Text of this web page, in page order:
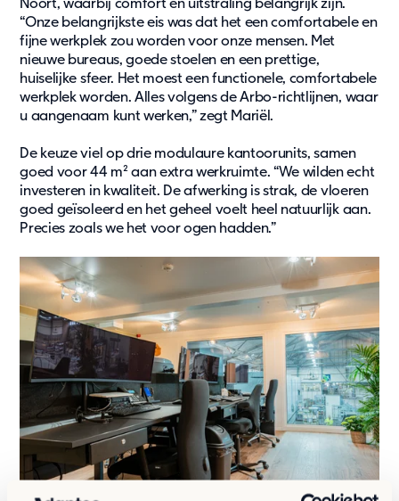
Noort, waarbij comfort en uitstraling belangrijk zijn.
“Onze belangrijkste eis was dat het een comfortabele en
fijne werkplek zou worden voor onze mensen. Met
nieuwe bureaus, goede stoelen en een prettige,
huiselijke sfeer. Het moest een functionele, comfortabele
werkplek worden. Alles volgens de Arbo-richtlijnen, waar
u aangenaam kunt werken,” zegt Mariël.
De keuze viel op drie modulaure kantoorunits, samen
goed voor 44 m² aan extra werkruimte. “We wilden echt
investeren in kwaliteit. De afwerking is strak, de vloeren
goed geïsoleerd en het geheel voelt heel natuurlijk aan.
Precies zoals we het voor ogen hadden.”